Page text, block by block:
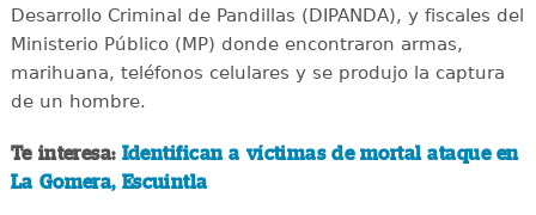
Desarrollo Criminal de Pandillas (DIPANDA), y fiscales del
Ministerio Público (MP) donde encontraron armas,
marihuana, teléfonos celulares y se produjo la captura
de un hombre.
Te interesa: Identifican a víctimas de mortal ataque en
La Gomera, Escuintla